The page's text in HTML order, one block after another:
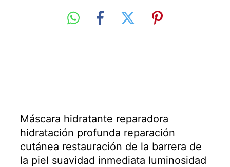
Máscara hidratante reparadora
hidratación profunda reparación
cutánea restauración de la barrera de
la piel suavidad inmediata luminosidad